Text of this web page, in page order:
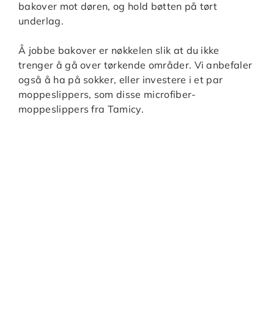
bakover mot døren, og hold bøtten på tørt
underlag.
Å jobbe bakover er nøkkelen slik at du ikke
trenger å gå over tørkende områder. Vi anbefaler
også å ha på sokker, eller investere i et par
moppeslippers, som disse microfiber-
moppeslippers fra Tamicy.